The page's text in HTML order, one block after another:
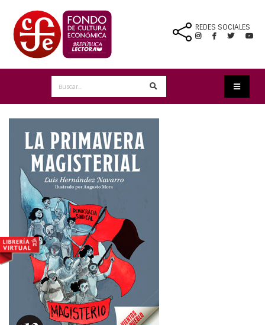
REDES SOCIALES